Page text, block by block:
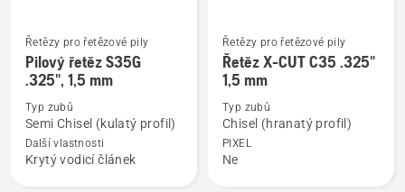
Zobrazit
více
informací
Pilový
řetěz
Řetězy pro řetězové pily
Pilový řetěz S35G
.325", 1,5 mm
Typ zubů
Semi Chisel (kulatý profil)
Další vlastnosti
Krytý vodicí článek
Zobrazit
více
informací
Řetěz
Řetězy pro řetězové pily
Řetěz X-CUT C35 .325"
1,5 mm
Typ zubů
Chisel (hranatý profil)
PIXEL
Ne